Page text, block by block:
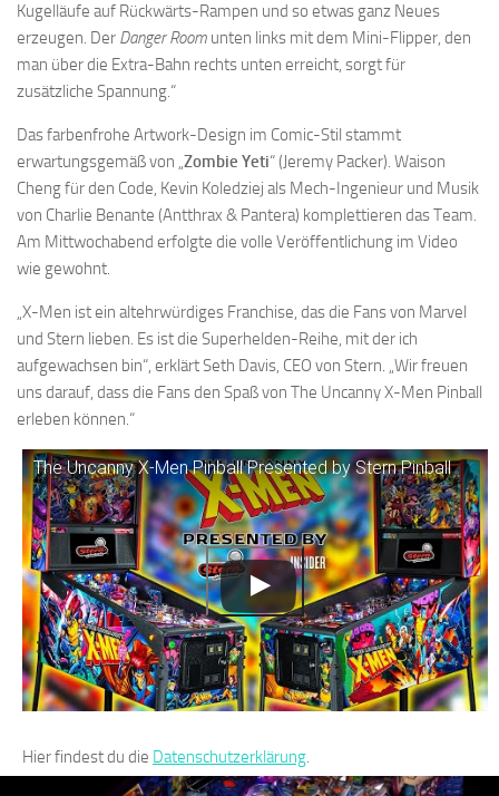
Kugelläufe auf Rückwärts-Rampen und so etwas ganz Neues
erzeugen. Der Danger Room unten links mit dem Mini-Flipper, den
man über die Extra-Bahn rechts unten erreicht, sorgt für
zusätzliche Spannung.“
Das farbenfrohe Artwork-Design im Comic-Stil stammt
erwartungsgemäß von „Zombie Yeti“ (Jeremy Packer). Waison
Cheng für den Code, Kevin Koledziej als Mech-Ingenieur und Musik
von Charlie Benante (Antthrax & Pantera) komplettieren das Team.
Am Mittwochabend erfolgte die volle Veröffentlichung im Video
wie gewohnt.
„X-Men ist ein altehrwürdiges Franchise, das die Fans von Marvel
und Stern lieben. Es ist die Superhelden-Reihe, mit der ich
aufgewachsen bin“, erklärt Seth Davis, CEO von Stern. „Wir freuen
uns darauf, dass die Fans den Spaß von The Uncanny X-Men Pinball
erleben können.“
The Uncanny X-Men Pinball Presented by Stern Pinball
Hier findest du die Datenschutzerklärung.